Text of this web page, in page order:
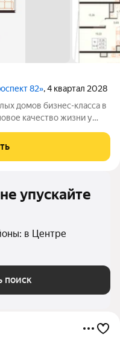
82», 4 квартал 2028
качество жизни у
жизни: здесь можно
упускайте
в Центре
поиск